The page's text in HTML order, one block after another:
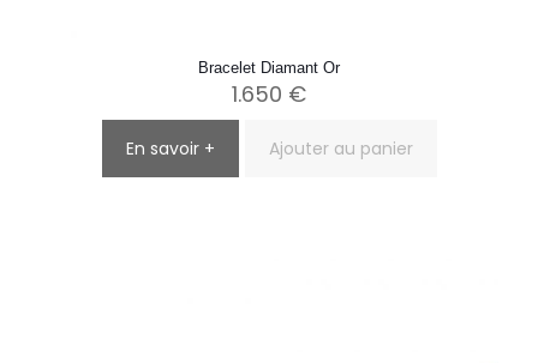
Bracelet Diamant Or
1.650 €
En savoir + Ajouter au panier